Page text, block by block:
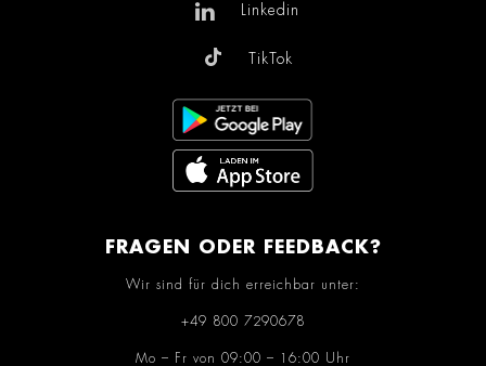
Linkedin
TikTok
FRAGEN ODER FEEDBACK?
Wir sind für dich erreichbar unter:
+49 800 7290678
Mo – Fr von 09:00 – 16:00 Uhr